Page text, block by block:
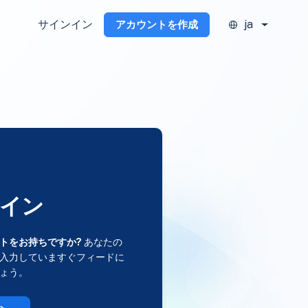
サインイン アカウントを作成 ja
ン
をお持ちですか? あなたの
力していますぐフィードに
う。